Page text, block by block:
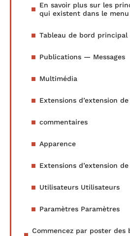
En savoir plus sur les
qui existent dans le menu
Tableau de bord principal
Publications — Messages
Multimédia
Extensions d’extension
commentaires
Apparence
Extensions d’extension
Utilisateurs Utilisateurs
Paramètres Paramètres
Commencez par poster des